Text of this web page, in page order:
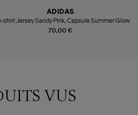
70,00 €
ADIDAS
shirt Jersey Sandy Pink, Capsule Summer Glow
VUS